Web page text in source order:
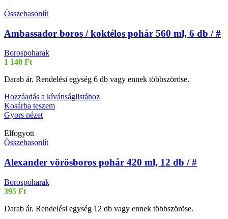
Összehasonlít
Ambassador boros / koktélos pohár 560 ml, 6 db / #
Borospoharak
1 140 Ft
Darab ár. Rendelési egység 6 db vagy ennek többszöröse.
Hozzáadás a kívánságlistához
Kosárba teszem
Gyors nézet
Elfogyott
Összehasonlít
Alexander vörösboros pohár 420 ml, 12 db / #
Borospoharak
395 Ft
Darab ár. Rendelési egység 12 db vagy ennek többszöröse.